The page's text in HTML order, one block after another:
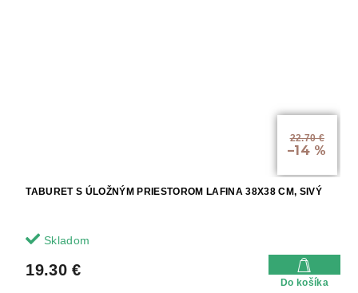
22.70 €
–14 %
TABURET S ÚLOŽNÝM PRIESTOROM LAFINA 38X38 CM, SIVÝ
Skladom
19.30 €
Do košíka